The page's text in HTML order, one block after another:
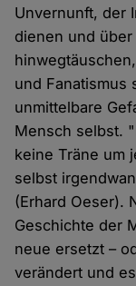
Unvernunft, der
dienen und
und Fanatismus
unmittelbare
Mensch selbst.
keine Träne um
selbst
(Erhard Oeser).
Geschichte der
neue ersetzt –
verändert und